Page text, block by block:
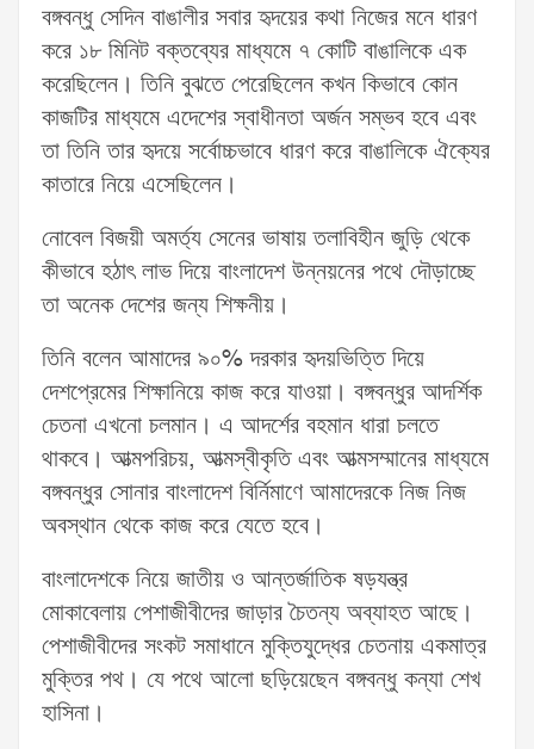
বঙ্গবন্ধু সেদিন বাঙালীর সবার হৃদয়ের কথা নিজের মনে ধারণ
করে ১৮ মিনিট বক্তব্যের মাধ্যমে ৭ কোটি বাঙালিকে এক
করেছিলেন। তিনি বুঝতে পেরেছিলেন কখন কিভাবে কোন
কাজটির মাধ্যমে এদেশের স্বাধীনতা অর্জন সম্ভব হবে এবং
তা তিনি তার হৃদয়ে সর্বোচ্চভাবে ধারণ করে বাঙালিকে ঐক্যের
কাতারে নিয়ে এসেছিলেন।
নোবেল বিজয়ী অমর্ত্য সেনের ভাষায় তলাবিহীন জুড়ি থেকে
কীভাবে হঠাৎ লাভ দিয়ে বাংলাদেশ উন্নয়নের পথে দৌড়াচ্ছে
তা অনেক দেশের জন্য শিক্ষনীয়।
তিনি বলেন আমাদের ৯০% দরকার হৃদয়ভিত্তি দিয়ে
দেশপ্রেমের শিক্ষানিয়ে কাজ করে যাওয়া। বঙ্গবন্ধুর আদর্শিক
চেতনা এখনো চলমান। এ আদর্শের বহমান ধারা চলতে
থাকবে। আত্মপরিচয়, আত্মস্বীকৃতি এবং আত্মসম্মানের মাধ্যমে
বঙ্গবন্ধুর সোনার বাংলাদেশ বির্নিমাণে আমাদেরকে নিজ নিজ
অবস্থান থেকে কাজ করে যেতে হবে।
বাংলাদেশকে নিয়ে জাতীয় ও আন্তর্জাতিক ষড়যন্ত্র
মোকাবেলায় পেশাজীবীদের জাড়ার চৈতন্য অব্যাহত আছে।
পেশাজীবীদের সংকট সমাধানে মুক্তিযুদ্ধের চেতনায় একমাত্র
মুক্তির পথ। যে পথে আলো ছড়িয়েছেন বঙ্গবন্ধু কন্যা শেখ
হাসিনা।